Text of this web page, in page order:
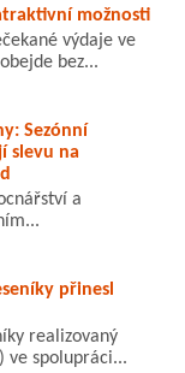
možnosti
výdaje ve
bez...
Sezónní
slevu na
a
přinesl
realizovaný
ve spolupráci...